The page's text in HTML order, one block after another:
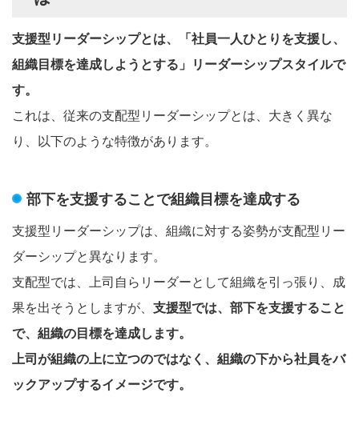
支援型リーダーシップとは、「社員一人ひとりを支援し、
組織目標を達成しようとする」リーダーシップスタイルで
す。
これは、従来の支配型リーダーシップとは、大きく異な
り、以下のような特徴があります。
部下を支援することで組織目標を達成する
支援型リーダーシップは、組織に対する姿勢が支配型リー
ダーシップと異なります。
支配型では、上司自らリーダーとして組織を引っ張り、成
果を出そうとしますが、 支援型では、部下を支援すること
で、組織の目標を達成します。
上司が組織の上に立つのではなく、組織の下から社員をバ
ックアップするイメージです。